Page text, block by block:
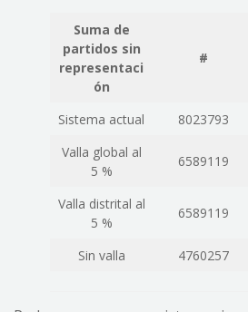
Suma de
partidos sin
representaci
ón
#
Sistema actual 8023793
Valla global al
5 %
6589119
Valla distrital al
5 %
6589119
Sin valla 4760257